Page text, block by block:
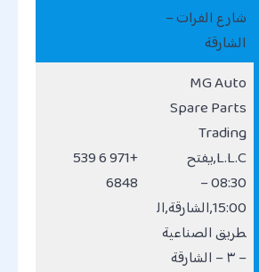
شارع الفرات –
الشارقة
MG Auto
Spare Parts
Trading
L.L.C,يفتح
08:30 –
15:00,الشارقة,ال
طريق الصناعية
– ٣ – الشارقة
+971 6 539
6848